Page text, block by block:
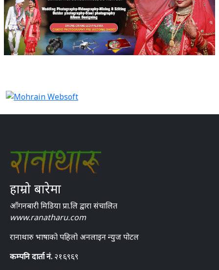
हाम्रो बारेमा
आँगनबारी मिडिया प्रा.लि द्वारा संचालित
www.ranatharu.com
रानाथारु भाषाको पहिलो अनलाइन न्युज पोटल
कम्पनि दार्ता नं. २१६९६९